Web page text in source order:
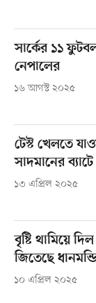
সার্কের ১১
নেপালের
১৬ আগস্ট ২০২৫
টেস্ট খেলতে
সাদমানের
১৩ এপ্রিল ২০২৫
বৃষ্টি থামিয়ে দিল
জিতেছে
১০ এপ্রিল ২০২৫